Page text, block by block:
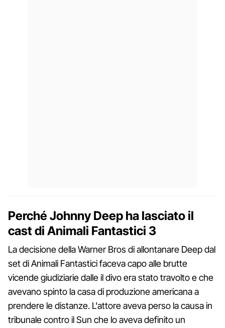
Perché Johnny Deep ha lasciato il
cast di Animali Fantastici 3
La decisione della Warner Bros di allontanare Deep dal
set di Animali Fantastici faceva capo alle brutte
vicende giudiziarie dalle il divo era stato travolto e che
avevano spinto la casa di produzione americana a
prendere le distanze. L'attore aveva perso la causa in
tribunale contro il Sun che lo aveva definito un